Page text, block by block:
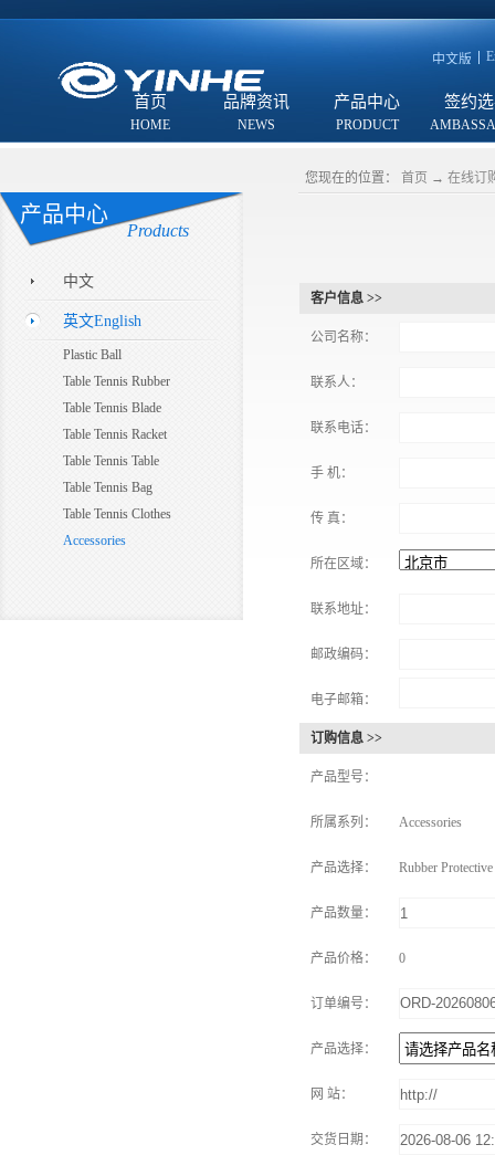
中文版
首页 品牌资讯 产品中心 签约
产品中心
Products
中文
英文English
Plastic Ball
Table Tennis Rubber
Table Tennis Blade
Table Tennis Racket
Table Tennis Table
Table Tennis Bag
Table Tennis Clothes
Accessories
您现在的位置： 首页 → 在线订
客户信息 >>
公司名称：
联系人：
联系电话：
手 机：
传 真：
所在区域：
联系地址：
邮政编码：
电子邮箱：
订购信息 >>
产品型号：
所属系列： Accessories
产品选择： Rubber Protective
产品数量：
产品价格： 0
订单编号：
产品选择：
网 站：
交货日期：